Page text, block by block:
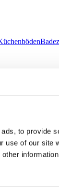
to provide
use of our site
ExtraGaris